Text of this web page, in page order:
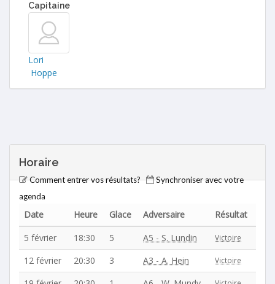
Capitaine
Lori
Hoppe
Horaire
Comment entrer vos résultats?
Synchroniser avec votre
agenda
Date Heure Glace Adversaire
Résultat
5 février
18:30 5 A5 - S. Lundin Victoire
12 février 20:30 3 A3 - A. Hein Victoire